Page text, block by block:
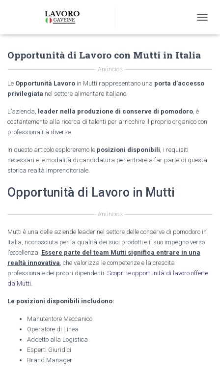
O
E
N
Opportunità di Lavoro con Mutti in Italia
Anúncios
Le Opportunità Lavoro in Mutti rappresentano una porta d’accesso
privilegiata nel settore alimentare italiano.
L’azienda, leader nella produzione di conserve di pomodoro , è
costantemente alla ricerca di talenti per arricchire il proprio organico con
professionalità diverse.
In questo articolo esploreremo le posizioni disponibili , i requisiti
necessari e le modalità di candidatura per entrare a far parte di questa
storica realtà imprenditoriale.
Opportunità di Lavoro in Mutti
Anúncios
Mutti è una delle aziende leader nel settore delle conserve di pomodoro in
Italia, riconosciuta per la qualità dei suoi prodotti e il suo impegno verso
l’eccellenza. Essere parte del team Mutti significa entrare in una
realtà innovativa , che valorizza le competenze e la crescita
professionale dei propri dipendenti. Scopri le opportunità di lavoro offerte
da Mutti
Le posizioni disponibili includono:
Manutentore Meccanico
Operatore di Linea
Addetto alla Logistica
Esperti Giuridici
Brand Manager